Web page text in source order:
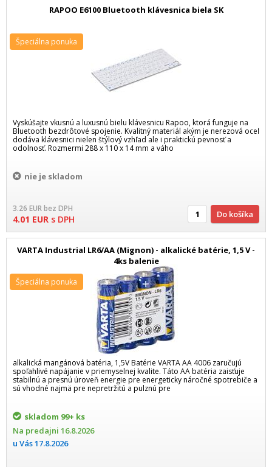
RAPOO E6100 Bluetooth klávesnica biela SK
Vyskúšajte vkusnú a luxusnú bielu klávesnicu Rapoo, ktorá funguje na
Bluetooth bezdrôtové spojenie. Kvalitný materiál akým je nerezová oceľ
dodáva klávesnici nielen štýlový vzhľad ale i praktickú pevnosť a
odolnosť. Rozmermi 288 x 110 x 14 mm a váho
nie je skladom
3.26 EURbez DPH
4.01 EUR s DPH
Špeciálna ponuka
Do košíka
VARTA Industrial LR6/AA (Mignon) - alkalické batérie, 1,5 V -
4ks balenie
alkalická mangánová batéria, 1,5V Batérie VARTA AA 4006 zaručujú
spoľahlivé napájanie v priemyselnej kvalite. Táto AA batéria zaisťuje
stabilnú a presnú úroveň energie pre energeticky náročné spotrebiče a
sú vhodné najmä pre nepretržitú a pulznú pre
skladom 99+ ks
Na predajni 16.8.2026
u Vás17.8.2026
Špeciálna ponuka